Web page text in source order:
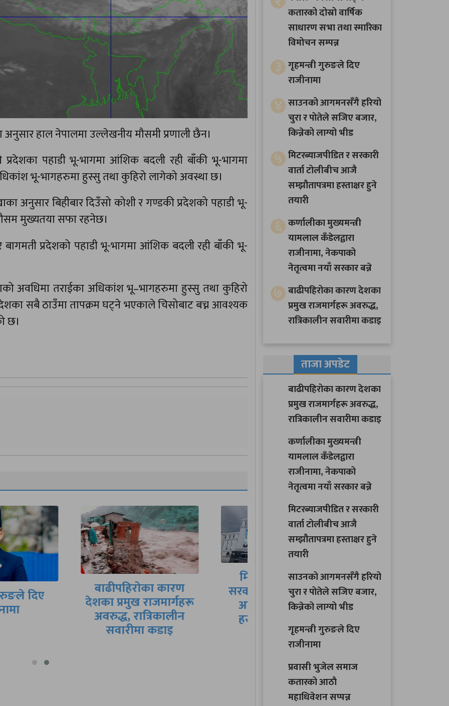
हाल नेपालमा उल्लेखनीय मौसमी प्रणाली छैन।
पहाडी भू-भागमा आंशिक बदली रही बाँकी भू-भागमा
भू-भागहरुमा हुस्सु तथा कुहिरो लागेको अवस्था छ।
अनुसार बिहीबार दिउँसो कोशी र गण्डकी प्रदेशको पहाडी भू-
मुख्यतया सफा रहनेछ।
बागमती प्रदेशको पहाडी भू-भागमा आंशिक बदली रही बाँकी भू-
अवधिमा तराईका अधिकांश भू–भागहरुमा हुस्सु तथा कुहिरो
सबै ठाउँमा तापक्रम घट्ने भएकाले चिसोबाट बच्न आवश्यक
छ।
कारण
प्रमुख राजमार्गहरू
रात्रिकालीन
मिटरब्याजपीडित र
सरकारी वार्ता टोलीबीच
आजै सम्झौतापत्रमा
हस्ताक्षर हुने तयारी
साउनको आगमनसँगै
हरियो चुरा र पोतेले सजिए
बजार, किन्नेको लाग्यो…
कतारको दोस्रो वार्षिक
साधारण सभा तथा स्मारिका
विमोचन सम्पन्न
३ गृहमन्त्री गुरुङले दिए
राजीनामा
४ साउनको आगमनसँगै हरियो
चुरा र पोतेले सजिए बजार,
किन्नेको लाग्यो भीड
५ मिटरब्याजपीडित र सरकारी
वार्ता टोलीबीच आजै
सम्झौतापत्रमा हस्ताक्षर हुने
तयारी
६ कर्णालीका मुख्यमन्त्री
यामलाल कँडेलद्वारा
राजीनामा, नेकपाको
नेतृत्वमा नयाँ सरकार बन्ने
७ बाढीपहिरोका कारण देशका
प्रमुख राजमार्गहरू अवरुद्ध,
रात्रिकालीन सवारीमा कडाइ
ताजा अपडेट
बाढीपहिरोका कारण देशका
प्रमुख राजमार्गहरू अवरुद्ध,
रात्रिकालीन सवारीमा कडाइ
कर्णालीका मुख्यमन्त्री
यामलाल कँडेलद्वारा
राजीनामा, नेकपाको
नेतृत्वमा नयाँ सरकार बन्ने
मिटरब्याजपीडित र सरकारी
वार्ता टोलीबीच आजै
सम्झौतापत्रमा हस्ताक्षर हुने
तयारी
साउनको आगमनसँगै हरियो
चुरा र पोतेले सजिए बजार,
किन्नेको लाग्यो भीड
गृहमन्त्री गुरुङले दिए
राजीनामा
प्रवासी भुजेल समाज
कतारको आठाै
महाधिवेशन सप्पन्न